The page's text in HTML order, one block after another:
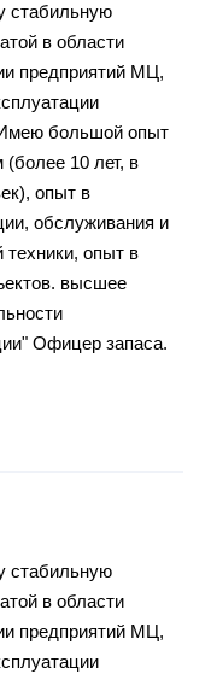
в области
предприятий МЦ,
большой опыт
10 лет, в
опыт в
обслуживания и
техники, опыт в
высшее
Офицер запаса.
в области
предприятий МЦ,